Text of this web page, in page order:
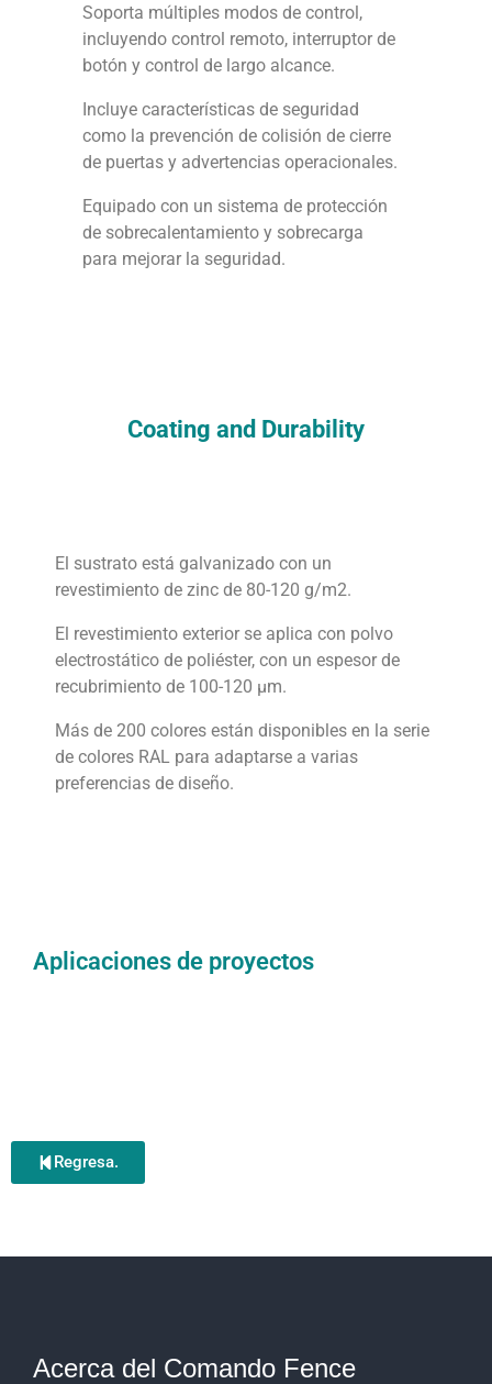
Soporta múltiples modos de control,
incluyendo control remoto, interruptor de
botón y control de largo alcance.
Incluye características de seguridad
como la prevención de colisión de cierre
de puertas y advertencias operacionales.
Equipado con un sistema de protección
de sobrecalentamiento y sobrecarga
para mejorar la seguridad.
El sustrato está galvanizado con un
revestimiento de zinc de 80-120 g/m2.
El revestimiento exterior se aplica con polvo
electrostático de poliéster, con un espesor de
recubrimiento de 100-120 μm.
Más de 200 colores están disponibles en la serie
de colores RAL para adaptarse a varias
preferencias de diseño.
Coating and Durability
Aplicaciones de proyectos
Regresa.
Acerca del Comando Fence